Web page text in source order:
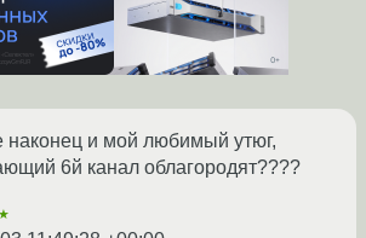
наконец и мой любимый утюг,
6й канал облагородят????
★